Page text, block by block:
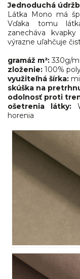
Jednoduchá
Látka Mono má
Vďaka tomu
zanecháva
výrazne uľahčuje
gramáž m²:330g/
zloženie: 100%
využiteľná šírka:
skúška na
odolnosť proti
ošetrenia látky:
horenia